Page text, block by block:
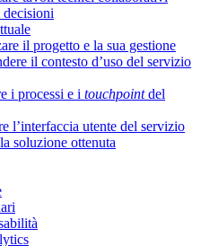
decisioni
il progetto e la sua gestione
il contesto d’uso del servizio
i processi e i touchpointdel
l’interfaccia utente del servizio
soluzione ottenuta